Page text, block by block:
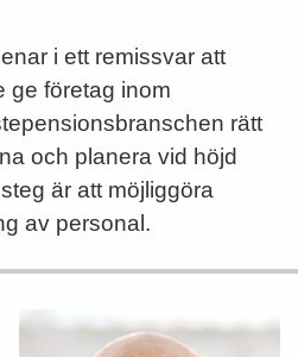
i ett remissvar att
ge företag inom
rätt
och planera vid höjd
är att möjliggöra
av personal.